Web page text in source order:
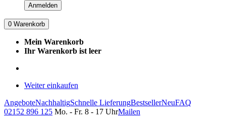
Anmelden
0 Warenkorb
Mein Warenkorb
Ihr Warenkorb ist leer
Weiter einkaufen
AngeboteNachhaltigSchnelle LieferungBestsellerNeuFAQ
02152 896 125 Mo. - Fr. 8 - 17 UhrMailen